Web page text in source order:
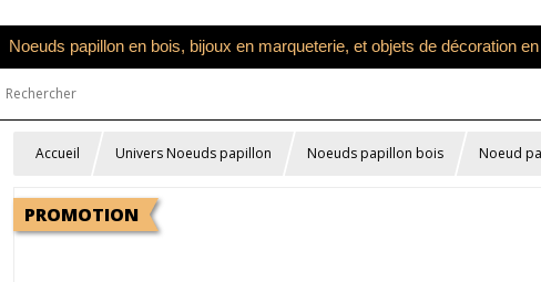
Noeuds papillon en bois, bijoux en marqueterie, et objets de décoration
Accueil Univers Noeuds papillon Noeuds papillon bois Noeud
PROMOTION